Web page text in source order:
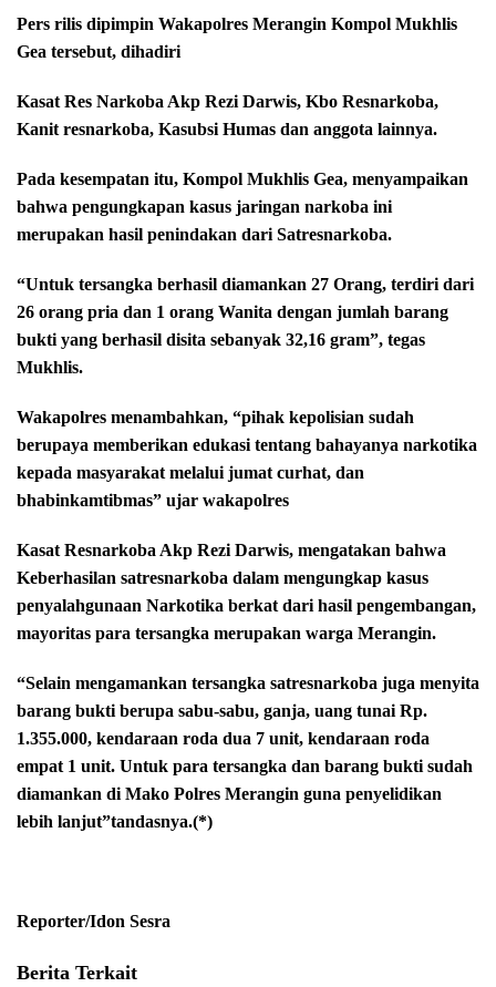
Pers rilis dipimpin Wakapolres Merangin Kompol Mukhlis
Gea tersebut, dihadiri
Kasat Res Narkoba Akp Rezi Darwis, Kbo Resnarkoba,
Kanit resnarkoba, Kasubsi Humas dan anggota lainnya.
Pada kesempatan itu, Kompol Mukhlis Gea, menyampaikan
bahwa pengungkapan kasus jaringan narkoba ini
merupakan hasil penindakan dari Satresnarkoba.
“Untuk tersangka berhasil diamankan 27 Orang, terdiri dari
26 orang pria dan 1 orang Wanita dengan jumlah barang
bukti yang berhasil disita sebanyak 32,16 gram”, tegas
Mukhlis.
Wakapolres menambahkan, “pihak kepolisian sudah
berupaya memberikan edukasi tentang bahayanya narkotika
kepada masyarakat melalui jumat curhat, dan
bhabinkamtibmas” ujar wakapolres
Kasat Resnarkoba Akp Rezi Darwis, mengatakan bahwa
Keberhasilan satresnarkoba dalam mengungkap kasus
penyalahgunaan Narkotika berkat dari hasil pengembangan,
mayoritas para tersangka merupakan warga Merangin.
“Selain mengamankan tersangka satresnarkoba juga menyita
barang bukti berupa sabu-sabu, ganja, uang tunai Rp.
1.355.000, kendaraan roda dua 7 unit, kendaraan roda
empat 1 unit. Untuk para tersangka dan barang bukti sudah
diamankan di Mako Polres Merangin guna penyelidikan
lebih lanjut”tandasnya.(*)
Reporter/Idon Sesra
Berita Terkait